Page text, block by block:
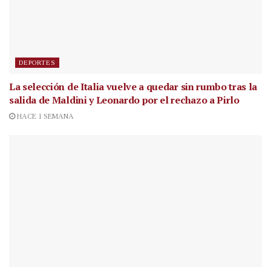
DEPORTES
La selección de Italia vuelve a quedar sin rumbo tras la
salida de Maldini y Leonardo por el rechazo a Pirlo
HACE 1 SEMANA